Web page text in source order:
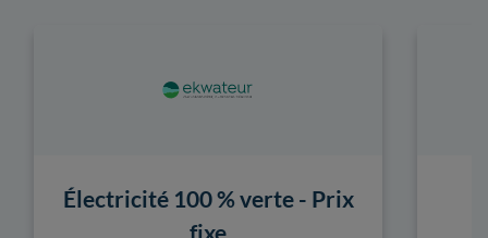
Électricité 100 % verte - Prix
fixe